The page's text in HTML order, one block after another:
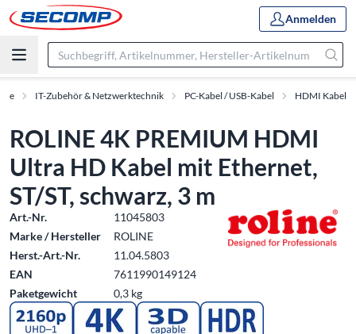
Anmelden
IT-Zubehör & Netzwerktechnik PC-Kabel / USB-Kabel HDMI Kabel
ROLINE 4K PREMIUM HDMI
Ultra HD Kabel mit Ethernet,
ST/ST, schwarz, 3 m
Art.-Nr.
11045803
Marke / Hersteller
ROLINE
Herst.-Art.-Nr.
11.04.5803
EAN
7611990149124
Paketgewicht
0,3 kg